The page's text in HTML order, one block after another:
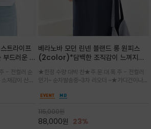
트라이프
드러운 촉
의 형태 안
- 전컬러 순
재감이 산뜻
하게 보이게
베라노바 모던 린넨 블랜드 롱 원피스
(2color)*담백한 조직감이 느껴지는
롱 원피스
★한정 수량 대박 찬★주.문.대.폭.주 - 전컬러
인기~ 순차발송중~3차 리오더 ~★가디건이나
도 손색이 없고,리조트룩까지 만능/답답하지 않
버하면서도 여리여리한 무
115,000원
88,000원 23%